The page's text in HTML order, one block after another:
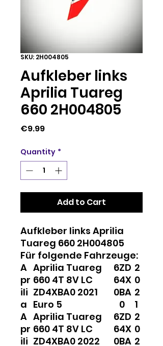
SKU: 2H004805
Aufkleber links
Aprilia Tuareg
660 2H004805
€9.99Price
Quantity *
Add to Cart
Aufkleber links Aprilia
Tuareg 660 2H004805
Für folgende Fahrzeuge:
A
pr
ili
a
Aprilia Tuareg
660 4T 8V LC
ZD4XBA0 2021
Euro 5
6
6
0
ZD
4X
BA
0
2
0
2
1
A
pr
ili
Aprilia Tuareg
660 4T 8V LC
ZD4XBA0 2022
6
6
0
ZD
4X
BA
2
0
2